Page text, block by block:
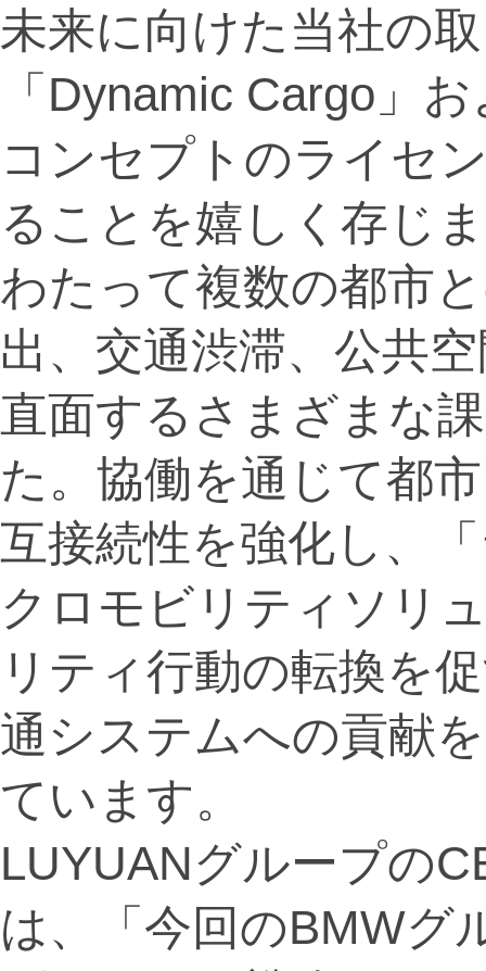
未来に向けた当社の
「Dynamic Cargo」
コンセプトのライセ
ることを嬉しく存じ
わたって複数の都市
出、交通渋滞、公共
直面するさまざまな
た。協働を通じて都
互接続性を強化し、
クロモビリティソリ
リティ行動の転換を
通システムへの貢献
ています。
LUYUANグループの
は、「今回のBMWグ